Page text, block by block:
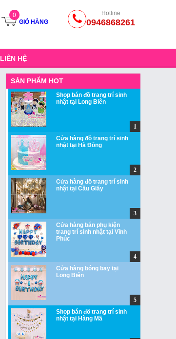
0
GIỎ HÀNG
Hotline
0946868261
LIÊN HỆ
SẢN PHẨM HOT
Shop bán đồ trang trí sinh
nhật tại Long Biên
Cửa hàng đồ trang trí sinh
nhật tại Hà Đông
Cửa hàng đồ trang trí sinh
nhật tại Cầu Giấy
Cửa hàng bán phụ kiện
trang trí sinh nhật tại Vĩnh
Phúc
Cửa hàng bóng bay tại
Long Biên
Shop bán đồ trang trí sinh
nhật tại Hàng Mã